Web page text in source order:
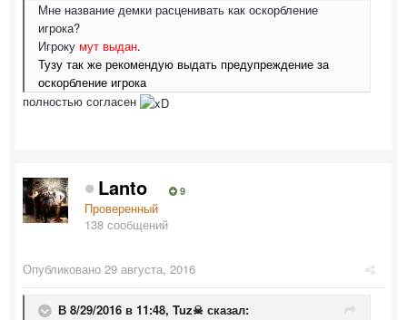
Мне название демки расценивать как оскорбление
игрока?
Игроку мут выдан.
Тузу так же рекомендую выдать предупреждение за
оскорбление игрока
полностью согласен
Lanto 9
Проверенный
138 сообщений
Опубликовано 29 августа, 2016
В 8/29/2016 в 11:48, Tuz☠ сказал: